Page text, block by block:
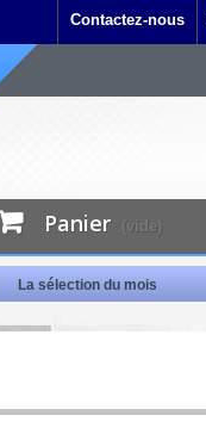
Contactez-nous
Panier (vide)
La sélection du mois